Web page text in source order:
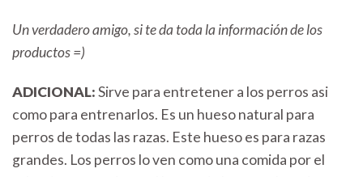
Un verdadero amigo, si te da toda la información de los
productos =)
ADICIONAL:Sirve para entretener a los perros asi
como para entrenarlos. Es un hueso natural para
perros de todas las razas. Este hueso es para razas
grandes. Los perros lo ven como una comida por el